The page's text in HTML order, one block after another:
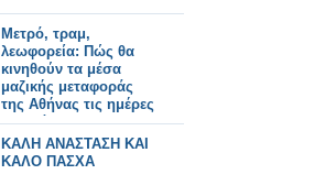
Μετρό, τραμ,
λεωφορεία: Πώς θα
κινηθούν τα μέσα
μαζικής μεταφοράς
της Αθήνας τις ημέρες
του Πάσχα
ΚΑΛΗ ΑΝΑΣΤΑΣΗ ΚΑΙ
ΚΑΛΟ ΠΑΣΧΑ